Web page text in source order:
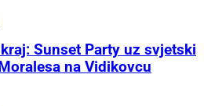
Sunset Party uz svjetski
na Vidikovcu